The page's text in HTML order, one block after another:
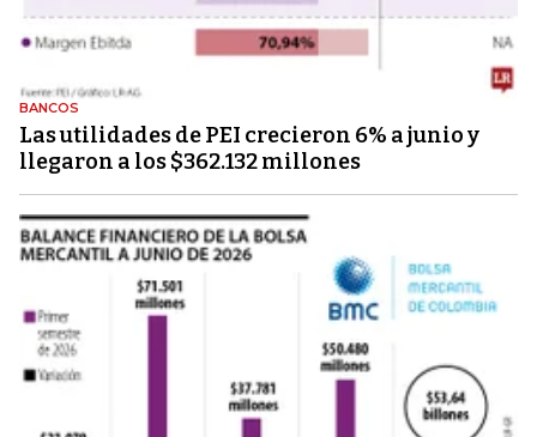
BANCOS
Las utilidades de PEI crecieron 6% a junio y
llegaron a los $362.132 millones